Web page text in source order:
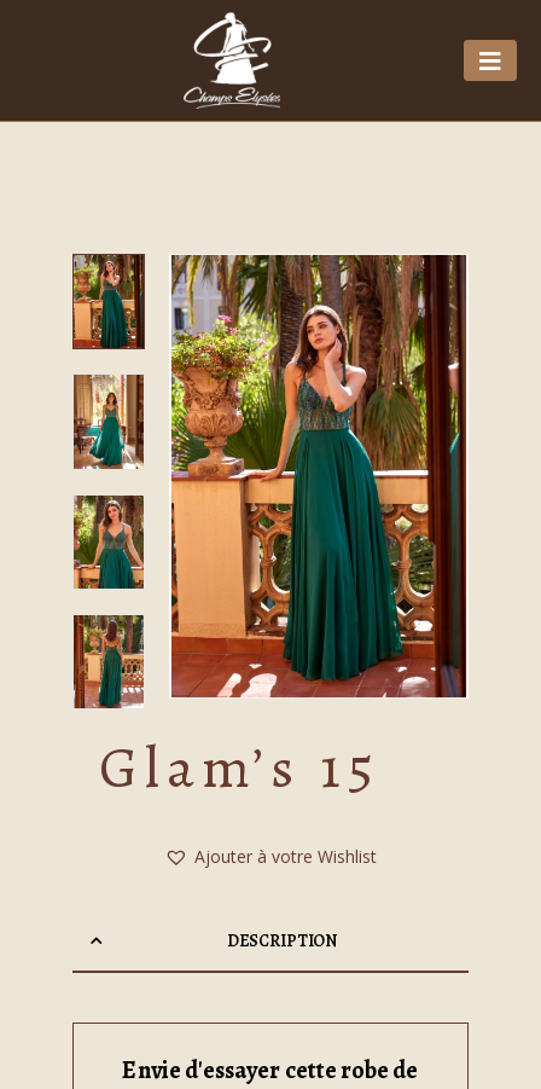
Glam’s 15
Ajouter à votre Wishlist
DESCRIPTION
Envie d'essayer cette robe de